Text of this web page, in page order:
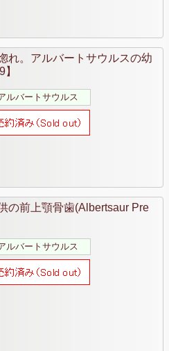
れ。アルバートサウルスの幼
ルバートサウルス
の前上顎骨歯(Albertsaur Pre
ルバートサウルス